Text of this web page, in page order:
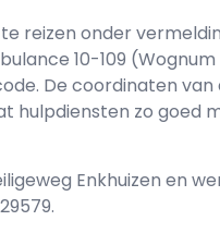
reizen onder
10-109
De coordinaten van
hulpdiensten zo goed
Enkhuizen en